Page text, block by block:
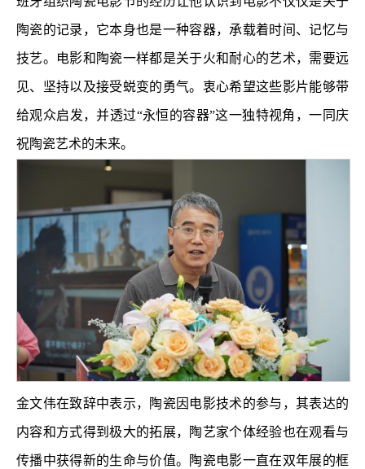
陶瓷的记录，它本身也是一种容器，承载着时间、记忆与
技艺。电影和陶瓷一样都是关于火和耐心的艺术，需要远
见、坚持以及接受蜕变的勇气。衷心希望这些影片能够带
给观众启发，并透过“永恒的容器”这一独特视角，一同庆
祝陶瓷艺术的未来。
金文伟在致辞中表示，陶瓷因电影技术的参与，其表达的
内容和方式得到极大的拓展，陶艺家个体经验也在观看与
传播中获得新的生命与价值。陶瓷电影一直在双年展的框